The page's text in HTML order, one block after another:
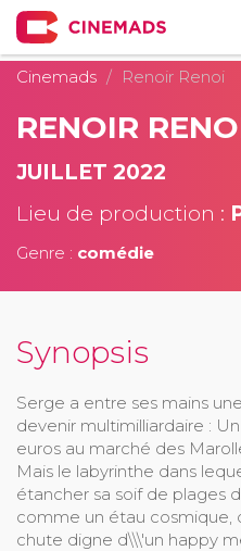
Cinemads
Renoir Renoi
RENOIR
JUILLET 2022
Lieu de production :
Genre : comédie
Synopsis
Serge a entre ses mains
devenir multimilliardaire :
euros au marché des
Mais le labyrinthe dans
étancher sa soif de plages
comme un étau cosmique,
chute digne d\\\'un happy